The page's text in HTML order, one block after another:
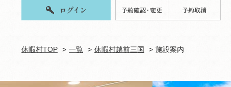
休暇村TOP 一覧 休暇村越前三国 施設案内